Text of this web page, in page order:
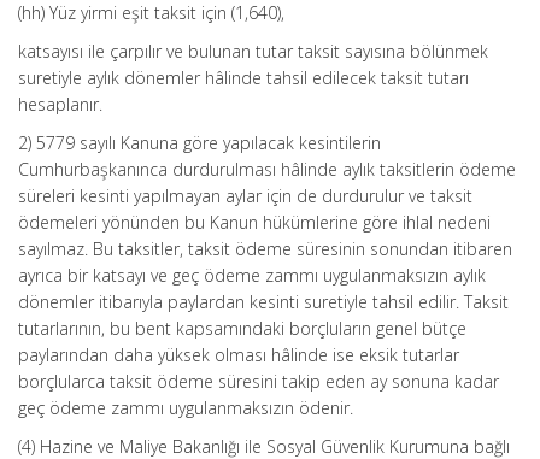
(hh) Yüz yirmi eşit taksit için (1,640),
katsayısı ile çarpılır ve bulunan tutar taksit sayısına bölünmek
suretiyle aylık dönemler hâlinde tahsil edilecek taksit tutarı
hesaplanır.
2) 5779 sayılı Kanuna göre yapılacak kesintilerin
Cumhurbaşkanınca durdurulması hâlinde aylık taksitlerin ödeme
süreleri kesinti yapılmayan aylar için de durdurulur ve taksit
ödemeleri yönünden bu Kanun hükümlerine göre ihlal nedeni
sayılmaz. Bu taksitler, taksit ödeme süresinin sonundan itibaren
ayrıca bir katsayı ve geç ödeme zammı uygulanmaksızın aylık
dönemler itibarıyla paylardan kesinti suretiyle tahsil edilir. Taksit
tutarlarının, bu bent kapsamındaki borçluların genel bütçe
paylarından daha yüksek olması hâlinde ise eksik tutarlar
borçlularca taksit ödeme süresini takip eden ay sonuna kadar
geç ödeme zammı uygulanmaksızın ödenir.
(4) Hazine ve Maliye Bakanlığı ile Sosyal Güvenlik Kurumuna bağlı